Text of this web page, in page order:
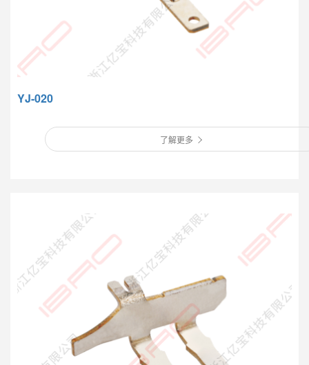
YJ-020
了解更多